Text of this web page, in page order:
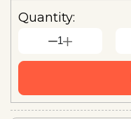
Quantity:
1